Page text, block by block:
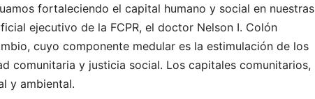
fortaleciendo el capital humano y social en nuestras
ejecutivo de la FCPR, el doctor Nelson I. Colón
cuyo componente medular es la estimulación de los
comunitaria y justicia social. Los capitales comunitarios,
y ambiental.